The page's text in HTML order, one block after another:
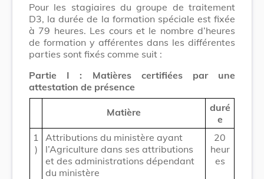
Pour les stagiaires du groupe de traitement
D3, la durée de la formation spéciale est fixée
à 79 heures. Les cours et le nombre d’heures
de formation y afférentes dans les différentes
parties sont fixés comme suit :
Partie I : Matières certifiées par une
attestation de présence
Matière
duré
e
1
)
Attributions du ministère ayant
l’Agriculture dans ses attributions
et des administrations dépendant
du ministère
20
heur
es